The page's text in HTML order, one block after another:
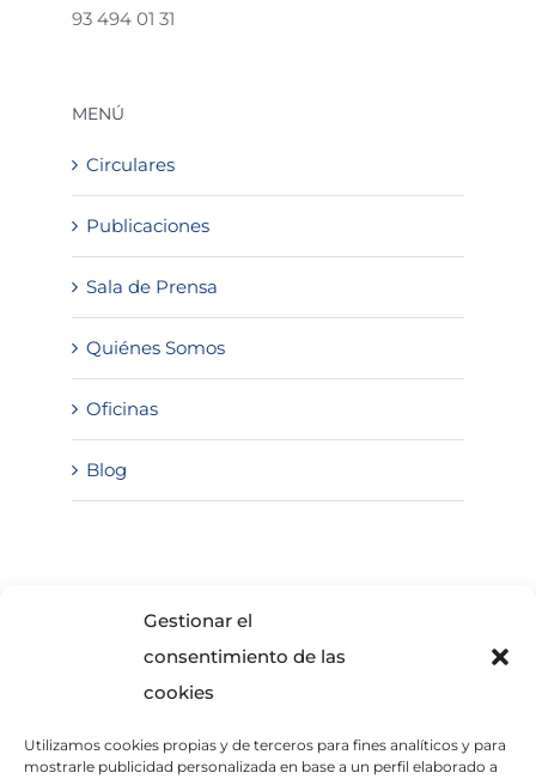
Gestionar el
consentimiento de las
cookies
Utilizamos cookies propias y de terceros para fines analíticos y para
mostrarle publicidad personalizada en base a un perfil elaborado a
93 494 01 31
MENÚ
Circulares
Publicaciones
Sala de Prensa
Quiénes Somos
Oficinas
Blog